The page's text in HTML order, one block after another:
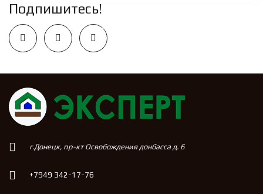
Подпишитесь!
г.Донецк, пр-кт Освобождения донбасса д. 6
+7949 342-17-76